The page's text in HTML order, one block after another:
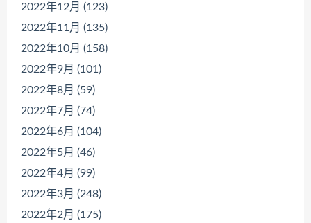
2022年12月 (123)
2022年11月 (135)
2022年10月 (158)
2022年9月 (101)
2022年8月 (59)
2022年7月 (74)
2022年6月 (104)
2022年5月 (46)
2022年4月 (99)
2022年3月 (248)
2022年2月 (175)